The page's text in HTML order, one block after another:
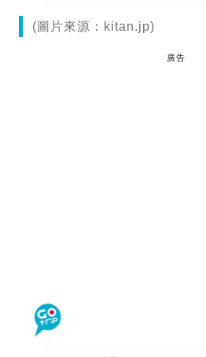
(圖片來源：kitan.jp)
廣告